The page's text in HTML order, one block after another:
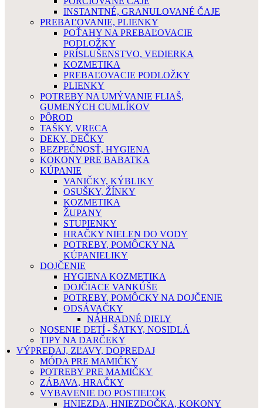
INSTANTNÉ, GRANULOVANÉ ČAJE
PREBAĽOVANIE, PLIENKY
POŤAHY NA PREBAĽOVACIE
PODLOŽKY
PRÍSLUŠENSTVO, VEDIERKA
KOZMETIKA
PREBAĽOVACIE PODLOŽKY
PLIENKY
POTREBY NA UMÝVANIE FLIAŠ,
GUMENÝCH CUMLÍKOV
PÔROD
TAŠKY, VRECA
DEKY, DEČKY
BEZPEČNOSŤ, HYGIENA
KOKONY PRE BABATKA
KÚPANIE
VANIČKY, KÝBLIKY
OSUŠKY, ŽÍNKY
KOZMETIKA
ŽUPANY
STUPIENKY
HRAČKY NIELEN DO VODY
POTREBY, POMÔCKY NA
KÚPANIELIKY
DOJČENIE
HYGIENA KOZMETIKA
DOJČIACE VANKÚŠE
POTREBY, POMÔCKY NA DOJČENIE
ODSÁVAČKY
NÁHRADNÉ DIELY
NOSENIE DETÍ - ŠATKY, NOSIDLÁ
TIPY NA DARČEKY
VÝPREDAJ, ZĽAVY, DOPREDAJ
MÓDA PRE MAMIČKY
POTREBY PRE MAMIČKY
ZÁBAVA, HRAČKY
VYBAVENIE DO POSTIEĽOK
HNIEZDA, HNIEZDOČKA, KOKONY